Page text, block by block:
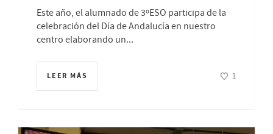
Este año, el alumnado de 3ºESO participa de la
celebración del Día de Andalucía en nuestro
centro elaborando un...
LEER MÁS 1